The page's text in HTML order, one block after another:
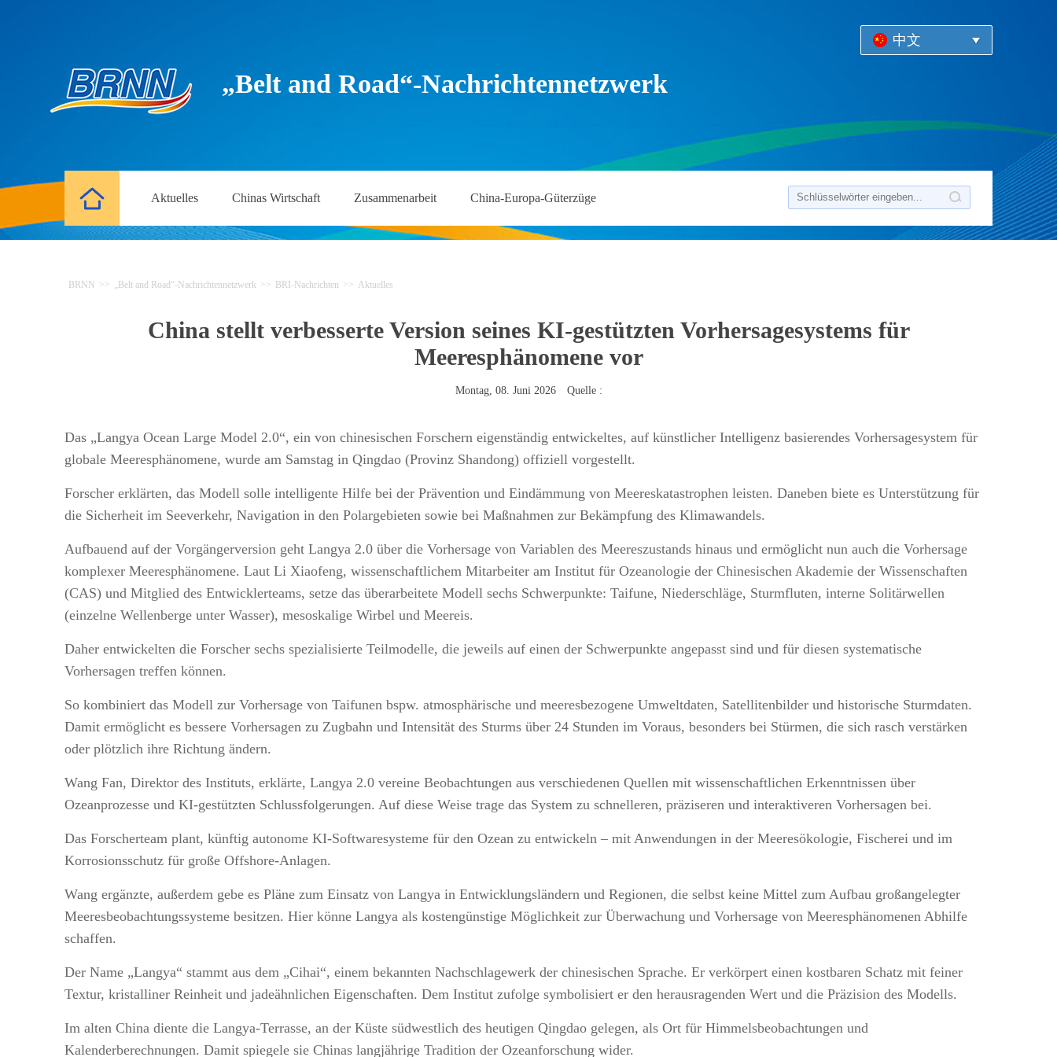
中文
„Belt and Road“-Nachrichtennetzwerk
Aktuelles Chinas Wirtschaft Zusammenarbeit China-Europa-Güterzüge
BRNN >> „Belt and Road“-Nachrichtennetzwerk >> BRI-Nachrichten >> Aktuelles
China stellt verbesserte Version seines KI-gestützten Vorhersagesystems für
Meeresphänomene vor
Montag, 08. Juni 2026 Quelle :
Das „Langya Ocean Large Model 2.0“, ein von chinesischen Forschern eigenständig entwickeltes, auf künstlicher Intelligenz basierendes Vorhersagesystem für
globale Meeresphänomene, wurde am Samstag in Qingdao (Provinz Shandong) offiziell vorgestellt.
Forscher erklärten, das Modell solle intelligente Hilfe bei der Prävention und Eindämmung von Meereskatastrophen leisten. Daneben biete es Unterstützung für
die Sicherheit im Seeverkehr, Navigation in den Polargebieten sowie bei Maßnahmen zur Bekämpfung des Klimawandels.
Aufbauend auf der Vorgängerversion geht Langya 2.0 über die Vorhersage von Variablen des Meereszustands hinaus und ermöglicht nun auch die Vorhersage
komplexer Meeresphänomene. Laut Li Xiaofeng, wissenschaftlichem Mitarbeiter am Institut für Ozeanologie der Chinesischen Akademie der Wissenschaften
(CAS) und Mitglied des Entwicklerteams, setze das überarbeitete Modell sechs Schwerpunkte: Taifune, Niederschläge, Sturmfluten, interne Solitärwellen
(einzelne Wellenberge unter Wasser), mesoskalige Wirbel und Meereis.
Daher entwickelten die Forscher sechs spezialisierte Teilmodelle, die jeweils auf einen der Schwerpunkte angepasst sind und für diesen systematische
Vorhersagen treffen können.
So kombiniert das Modell zur Vorhersage von Taifunen bspw. atmosphärische und meeresbezogene Umweltdaten, Satellitenbilder und historische Sturmdaten.
Damit ermöglicht es bessere Vorhersagen zu Zugbahn und Intensität des Sturms über 24 Stunden im Voraus, besonders bei Stürmen, die sich rasch verstärken
oder plötzlich ihre Richtung ändern.
Wang Fan, Direktor des Instituts, erklärte, Langya 2.0 vereine Beobachtungen aus verschiedenen Quellen mit wissenschaftlichen Erkenntnissen über
Ozeanprozesse und KI-gestützten Schlussfolgerungen. Auf diese Weise trage das System zu schnelleren, präziseren und interaktiveren Vorhersagen bei.
Das Forscherteam plant, künftig autonome KI-Softwaresysteme für den Ozean zu entwickeln – mit Anwendungen in der Meeresökologie, Fischerei und im
Korrosionsschutz für große Offshore-Anlagen.
Wang ergänzte, außerdem gebe es Pläne zum Einsatz von Langya in Entwicklungsländern und Regionen, die selbst keine Mittel zum Aufbau großangelegter
Meeresbeobachtungssysteme besitzen. Hier könne Langya als kostengünstige Möglichkeit zur Überwachung und Vorhersage von Meeresphänomenen Abhilfe
schaffen.
Der Name „Langya“ stammt aus dem „Cihai“, einem bekannten Nachschlagewerk der chinesischen Sprache. Er verkörpert einen kostbaren Schatz mit feiner
Textur, kristalliner Reinheit und jadeähnlichen Eigenschaften. Dem Institut zufolge symbolisiert er den herausragenden Wert und die Präzision des Modells.
Im alten China diente die Langya-Terrasse, an der Küste südwestlich des heutigen Qingdao gelegen, als Ort für Himmelsbeobachtungen und
Kalenderberechnungen. Damit spiegele sie Chinas langjährige Tradition der Ozeanforschung wider.